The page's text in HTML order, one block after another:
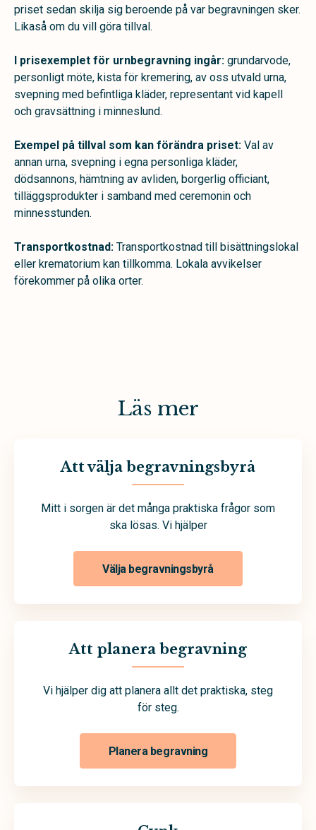
priset sedan skilja sig beroende på var begravningen sker.
Likaså om du vill göra tillval.
I prisexemplet för urnbegravning ingår: grundarvode,
personligt möte, kista för kremering, av oss utvald urna,
svepning med befintliga kläder, representant vid kapell
och gravsättning i minneslund.
Exempel på tillval som kan förändra priset: Val av
annan urna, svepning i egna personliga kläder,
dödsannons, hämtning av avliden, borgerlig officiant,
tilläggsprodukter i samband med ceremonin och
minnesstunden.
Transportkostnad: Transportkostnad till bisättningslokal
eller krematorium kan tillkomma. Lokala avvikelser
förekommer på olika orter.
Läs mer
Att välja begravningsbyrå
Mitt i sorgen är det många praktiska frågor som
ska lösas. Vi hjälper
Välja begravningsbyrå
Att planera begravning
Vi hjälper dig att planera allt det praktiska, steg
för steg.
Planera begravning